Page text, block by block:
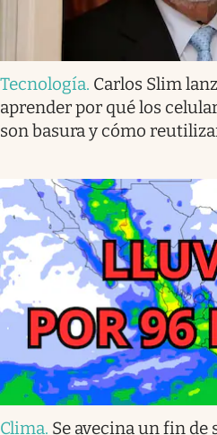
Tecnología. Carlos Slim
aprender por qué los
son basura y cómo
Clima. Se avecina un fin de